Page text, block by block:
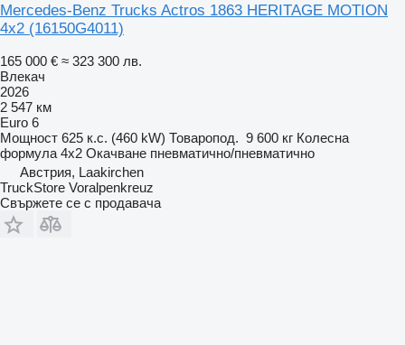
Mercedes-Benz Trucks Actros 1863 HERITAGE MOTION
4x2 (16150G4011)
165 000 € ≈ 323 300 лв.
Влекач
2026
2 547 км
Euro 6
Мощност 625 к.с. (460 kW) Товаропод. 9 600 кг Колесна
формула 4x2 Окачване пневматично/пневматично
Австрия, Laakirchen
TruckStore Voralpenkreuz
Свържете се с продавача